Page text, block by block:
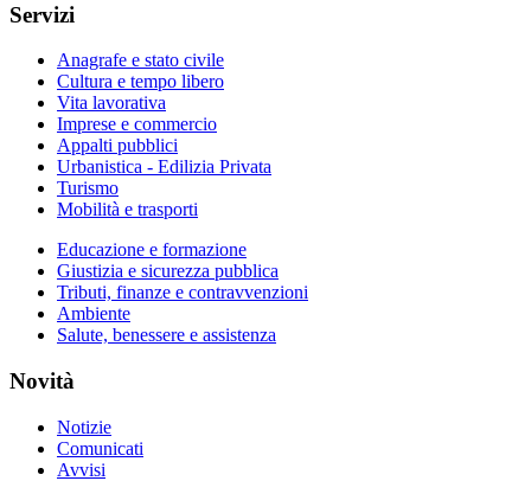
Servizi
Anagrafe e stato civile
Cultura e tempo libero
Vita lavorativa
Imprese e commercio
Appalti pubblici
Urbanistica - Edilizia Privata
Turismo
Mobilità e trasporti
Educazione e formazione
Giustizia e sicurezza pubblica
Tributi, finanze e contravvenzioni
Ambiente
Salute, benessere e assistenza
Novità
Notizie
Comunicati
Avvisi